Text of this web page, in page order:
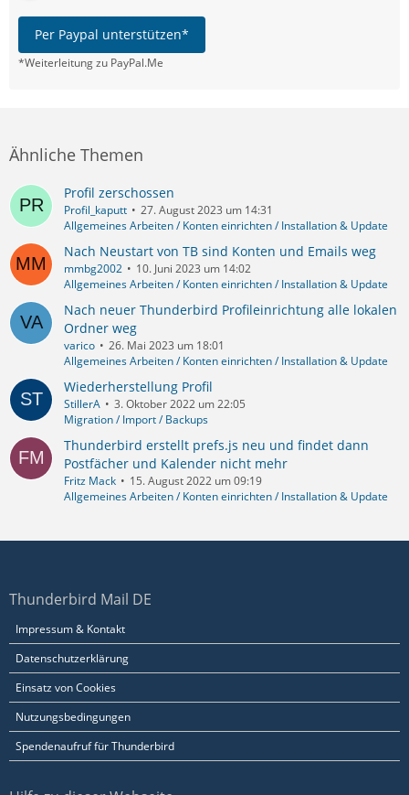
Per Paypal unterstützen*
*Weiterleitung zu PayPal.Me
Ähnliche Themen
Profil zerschossen
Profil_kaputt
27. August 2023 um 14:31
Allgemeines Arbeiten / Konten einrichten / Installation & Update
Nach Neustart von TB sind Konten und Emails weg
mmbg2002
10. Juni 2023 um 14:02
Allgemeines Arbeiten / Konten einrichten / Installation & Update
Nach neuer Thunderbird Profileinrichtung alle lokalen
Ordner weg
varico
26. Mai 2023 um 18:01
Allgemeines Arbeiten / Konten einrichten / Installation & Update
Wiederherstellung Profil
StillerA
3. Oktober 2022 um 22:05
Migration / Import / Backups
Thunderbird erstellt prefs.js neu und findet dann
Postfächer und Kalender nicht mehr
Fritz Mack
15. August 2022 um 09:19
Allgemeines Arbeiten / Konten einrichten / Installation & Update
Thunderbird Mail DE
Impressum & Kontakt
Datenschutzerklärung
Einsatz von Cookies
Nutzungsbedingungen
Spendenaufruf für Thunderbird